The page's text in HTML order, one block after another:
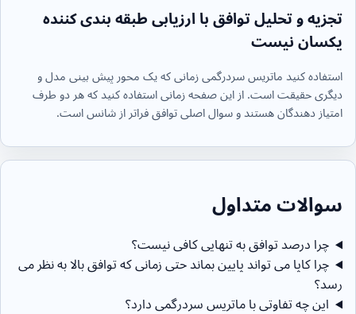
تجزیه و تحلیل توافق با ارزیابی طبقه بندی کننده
یکسان نیست
استفاده کنید ماتریس سردرگمی زمانی که یک محور پیش بینی مدل و
دیگری حقیقت است. از این صفحه زمانی استفاده کنید که هر دو طرف
امتیاز دهندگان هستند و سوال اصلی توافق فراتر از شانس است.
سوالات متداول
چرا درصد توافق به تنهایی کافی نیست؟
چرا کاپا می تواند پایین بماند حتی زمانی که توافق بالا به نظر می
رسد؟
این چه تفاوتی با ماتریس سردرگمی دارد؟